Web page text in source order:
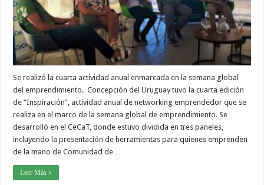
Se realizó la cuarta actividad anual enmarcada en la semana global
del emprendimiento. Concepción del Uruguay tuvo la cuarta edición
de “Inspiración”, actividad anual de networking emprendedor que se
realiza en el marco de la semana global de emprendimiento. Se
desarrolló en el CeCaT, donde estuvo dividida en tres paneles,
incluyendo la presentación de herramientas para quienes emprenden
de la mano de Comunidad de …
Leer Más »